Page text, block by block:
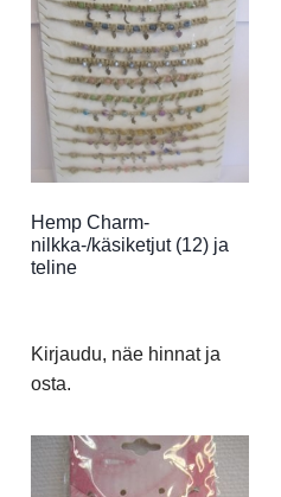
Hemp Charm-
nilkka-/käsiketjut (12) ja
teline
Kirjaudu, näe hinnat ja
osta.